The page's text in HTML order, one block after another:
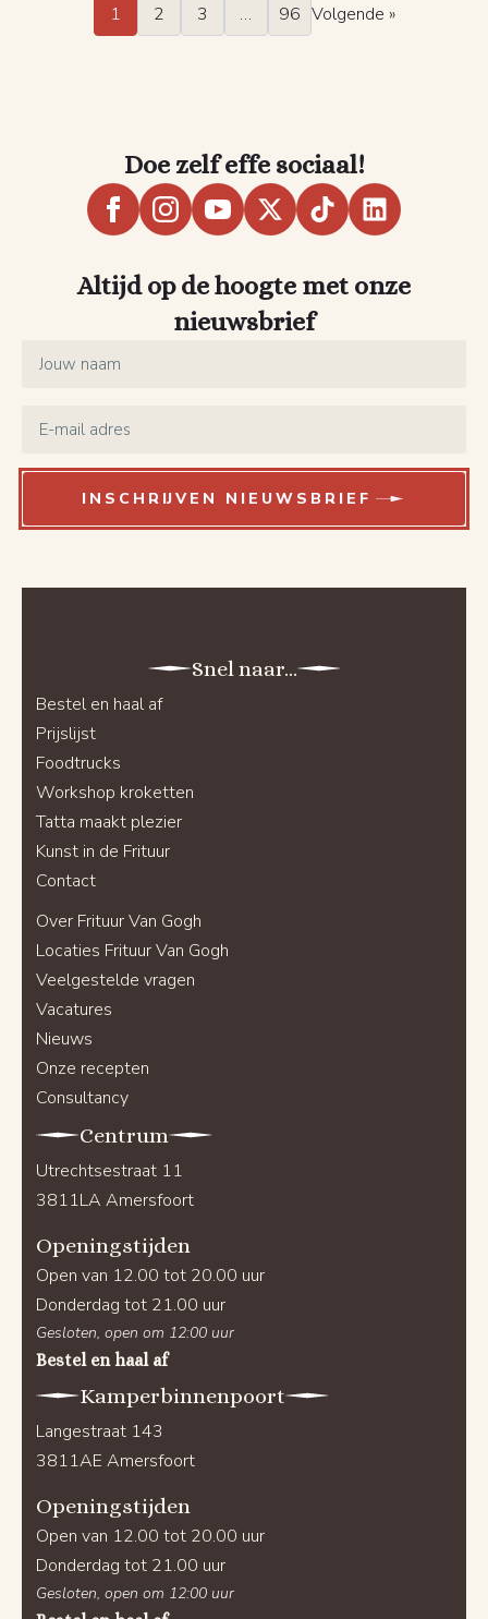
1 2 3 … 96 Volgende »
Doe zelf effe sociaal!
Altijd op de hoogte met onze
nieuwsbrief
INSCHRIJVEN NIEUWSBRIEF
Snel naar...
Bestel en haal af
Prijslijst
Foodtrucks
Workshop kroketten
Tatta maakt plezier
Kunst in de Frituur
Contact
Over Frituur Van Gogh
Locaties Frituur Van Gogh
Veelgestelde vragen
Vacatures
Nieuws
Onze recepten
Consultancy
Centrum
Utrechtsestraat 11
3811LA Amersfoort
Openingstijden
Open van 12.00 tot 20.00 uur
Donderdag tot 21.00 uur
Gesloten, open om 12:00 uur
Bestel en haal af
Kamperbinnenpoort
Langestraat 143
3811AE Amersfoort
Openingstijden
Open van 12.00 tot 20.00 uur
Donderdag tot 21.00 uur
Gesloten, open om 12:00 uur